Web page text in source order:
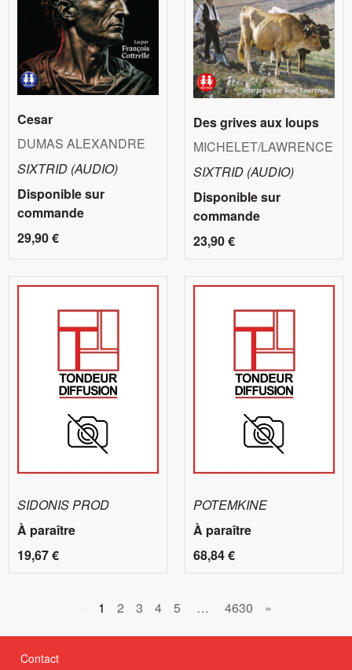
Cesar
DUMAS ALEXANDRE
SIXTRID (AUDIO)
Disponible sur
commande
29,90 €
Des grives aux loups
MICHELET/LAWRENCE
SIXTRID (AUDIO)
Disponible sur
commande
23,90 €
SIDONIS PROD
À paraître
19,67 €
POTEMKINE
À paraître
68,84 €
1 2 3 4 5 … 4630 »
Contact